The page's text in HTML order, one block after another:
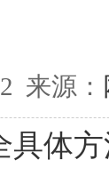
来源：
具体